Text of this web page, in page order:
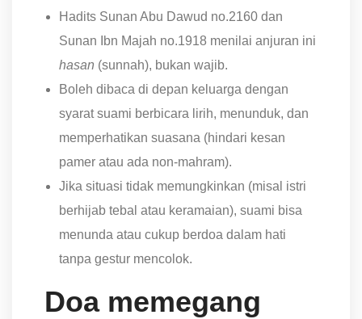
Hadits Sunan Abu Dawud no.2160 dan
Sunan Ibn Majah no.1918 menilai anjuran ini
hasan (sunnah), bukan wajib.
Boleh dibaca di depan keluarga dengan
syarat suami berbicara lirih, menunduk, dan
memperhatikan suasana (hindari kesan
pamer atau ada non-mahram).
Jika situasi tidak memungkinkan (misal istri
berhijab tebal atau keramaian), suami bisa
menunda atau cukup berdoa dalam hati
tanpa gestur mencolok.
Doa memegang